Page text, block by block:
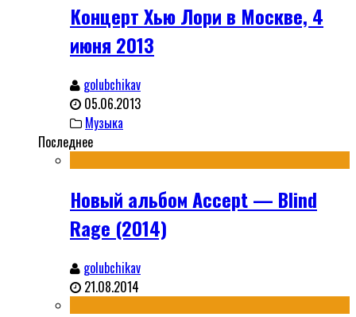
Концерт Хью Лори в Москве, 4
июня 2013
golubchikav
05.06.2013
Музыка
Последнее
Новый альбом Accept — Blind
Rage (2014)
golubchikav
21.08.2014